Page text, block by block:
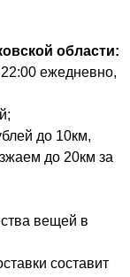
области:
ежедневно,
до 10км,
до 20км за
вещей в
составит